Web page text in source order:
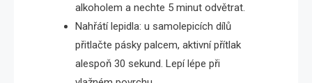
alkoholem a nechte 5 minut odvětrat.
Nahřátí lepidla: u samolepicích dílů
přitlačte pásky palcem, aktivní přítlak
alespoň 30 sekund. Lepí lépe při